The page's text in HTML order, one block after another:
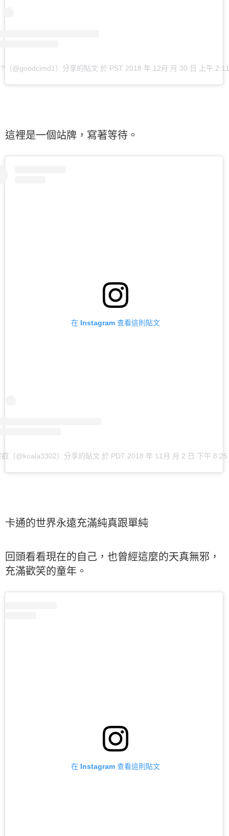
（@goodcimd1）分享的貼文 於 PST 2018 年 12月 月 30 日 上午 2:11
這裡是一個站牌，寫著等待。
在 Instagram 查看這則貼文
（@koala3302）分享的貼文 於 PDT 2018 年 11月 月 2 日 下午 8:25
卡通的世界永遠充滿純真跟單純
回頭看看現在的自己，也曾經這麼的天真無邪，
充滿歡笑的童年。
在 Instagram 查看這則貼文